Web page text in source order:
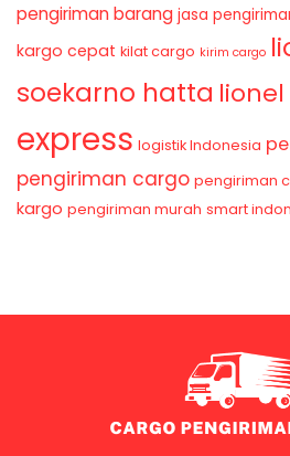
pengiriman barang jasa
kargo cepat kilat cargo kirim cargo
soekarno hatta
express logistik Indonesia
pengiriman cargo pengiriman
kargo pengiriman murah smart